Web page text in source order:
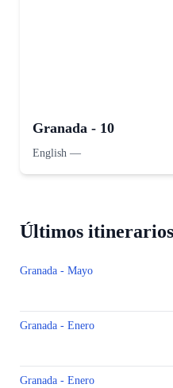
Granada - 10
English —
Últimos
Granada - Mayo
Granada - Enero
Granada - Enero